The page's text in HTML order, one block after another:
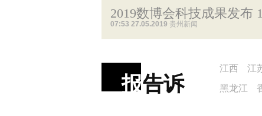
2019数博会科技成果发布
07:53 27.05.2019 贵州新闻
报告诉
江
江西
黑龙江